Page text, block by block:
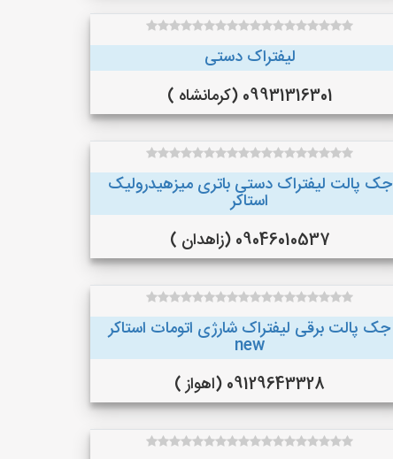
لیفتراک دستی
09931316301 (کرمانشاه )
جک پالت لیفتراک دستی باتری میزهیدرولیک
استاکر
09046010537 (زاهدان )
جک پالت برقی لیفتراک شارژی اتومات استاکر
new
09129643328 (اهواز )